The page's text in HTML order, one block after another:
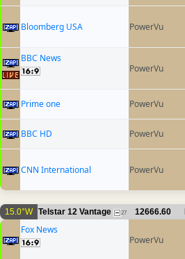
Bloomberg USA PowerVu
BBC News
PowerVu
Prime one PowerVu
BBC HD PowerVu
CNN International PowerVu
15.0°W Telstar 12 Vantage 27 12666.60
Fox News
PowerVu